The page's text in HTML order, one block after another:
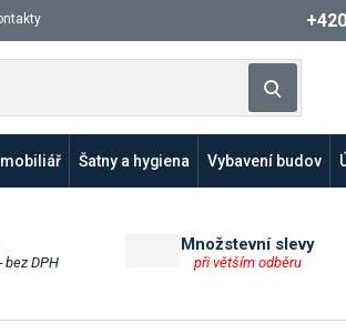
d
j
t
r
mobiliář Šatny a hygiena Vybavení budov
bez DPH
Množstevní slevy
při větším odběru